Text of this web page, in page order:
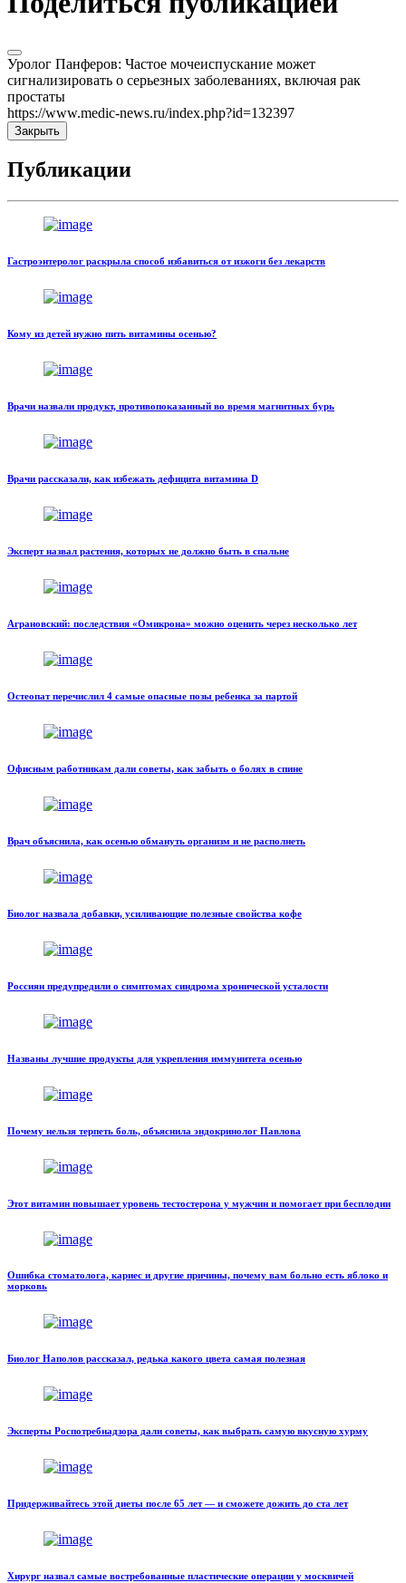
Уролог Панферов: Частое мочеиспускание может
сигнализировать о серьезных заболеваниях, включая рак
простаты
https://www.medic-news.ru/index.php?id=132397
Закрыть
Публикации
Гастроэнтеролог раскрыла способ избавиться от изжоги без лекарств
Кому из детей нужно пить витамины осенью?
Врачи назвали продукт, противопоказанный во время магнитных бурь
Врачи рассказали, как избежать дефицита витамина D
Эксперт назвал растения, которых не должно быть в спальне
Аграновский: последствия «Омикрона» можно оценить через несколько лет
Остеопат перечислил 4 самые опасные позы ребенка за партой
Офисным работникам дали советы, как забыть о болях в спине
Врач объяснила, как осенью обмануть организм и не располнеть
Биолог назвала добавки, усиливающие полезные свойства кофе
Россиян предупредили о симптомах синдрома хронической усталости
Названы лучшие продукты для укрепления иммунитета осенью
Почему нельзя терпеть боль, объяснила эндокринолог Павлова
Этот витамин повышает уровень тестостерона у мужчин и помогает при бесплодии
Ошибка стоматолога, кариес и другие причины, почему вам больно есть яблоко и
морковь
Биолог Наполов рассказал, редька какого цвета самая полезная
Эксперты Роспотребнадзора дали советы, как выбрать самую вкусную хурму
Придерживайтесь этой диеты после 65 лет — и сможете дожить до ста лет
Хирург назвал самые востребованные пластические операции у москвичей